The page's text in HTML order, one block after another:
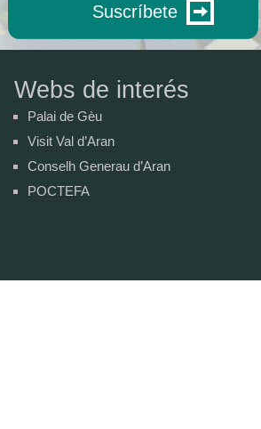
Suscríbete
Webs de interés
Palai de Gèu
Visit Val d’Aran
Conselh Generau d’Aran
POCTEFA